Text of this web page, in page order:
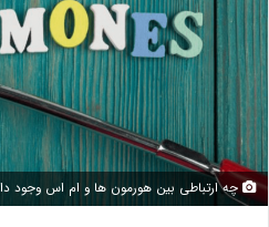
چه ارتباطی بین هورمون ها و ام اس وجود